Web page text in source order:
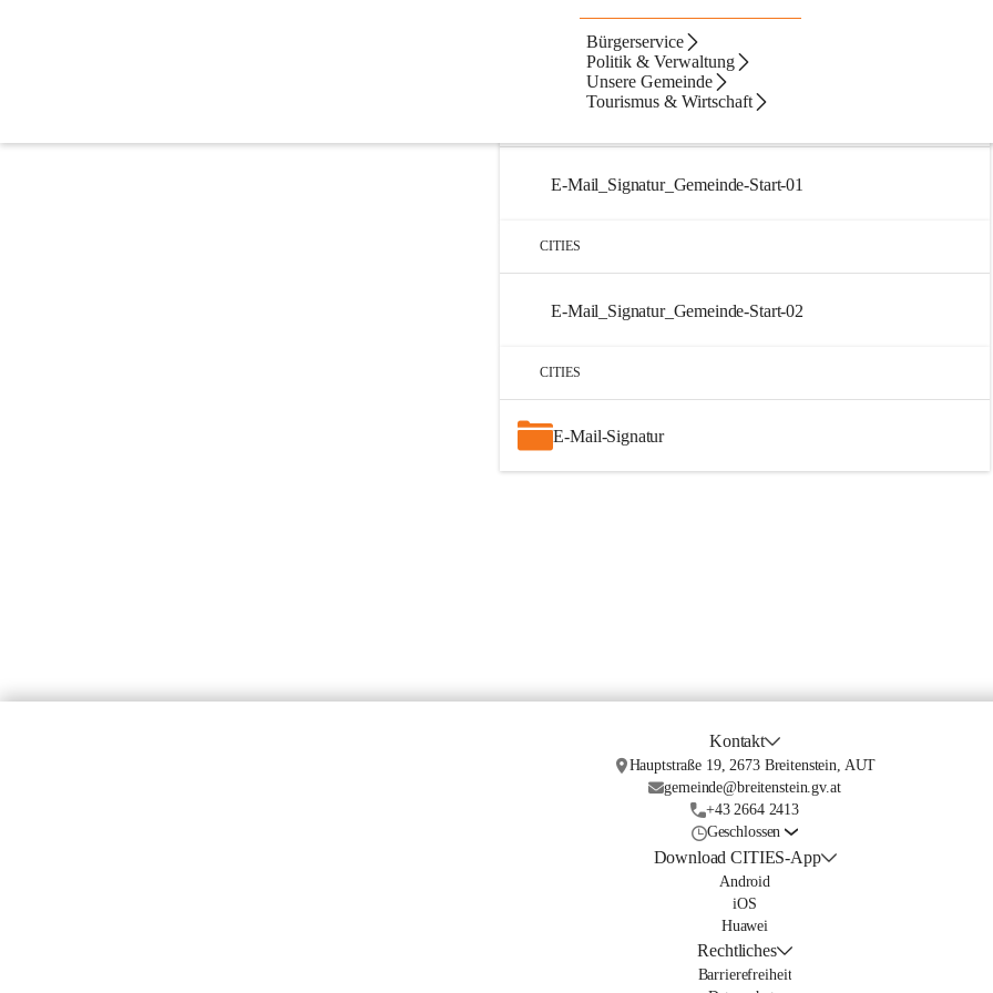
Bürgerservice
Politik & Verwaltung
Unsere Gemeinde
Tourismus & Wirtschaft
Beste Resultate Artikel
Suchergebnisse
Suchergebnisse:
E-Mail_Signatur_Gemeinde-Start-01
CITIES
E-Mail_Signatur_Gemeinde-Start-02
CITIES
E-Mail-Signatur
Kontakt
Hauptstraße 19, 2673 Breitenstein, AUT
gemeinde@breitenstein.gv.at
+43 2664 2413
Geschlossen
Download CITIES-App
Android
iOS
Huawei
Rechtliches
Barrierefreiheit